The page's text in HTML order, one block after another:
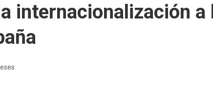
internacionalización a